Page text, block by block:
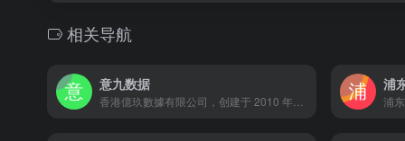
相关导航
意九数据 浦